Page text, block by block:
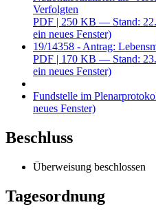
Verfolgten
PDF | 250 KB — Stand:
ein neues Fenster)
19/14358 - Antrag:
PDF | 170 KB — Stand:
ein neues Fenster)
Fundstelle im
neues Fenster)
Beschluss
Überweisung beschlossen
Tagesordnung